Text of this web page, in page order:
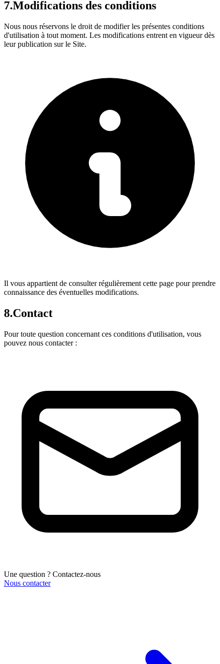
7.Modifications des conditions
Nous nous réservons le droit de modifier les présentes conditions
d'utilisation à tout moment. Les modifications entrent en vigueur dès
leur publication sur le Site.
Il vous appartient de consulter régulièrement cette page pour prendre
connaissance des éventuelles modifications.
8.Contact
Pour toute question concernant ces conditions d'utilisation, vous
pouvez nous contacter :
Une question ? Contactez-nous
Nous contacter